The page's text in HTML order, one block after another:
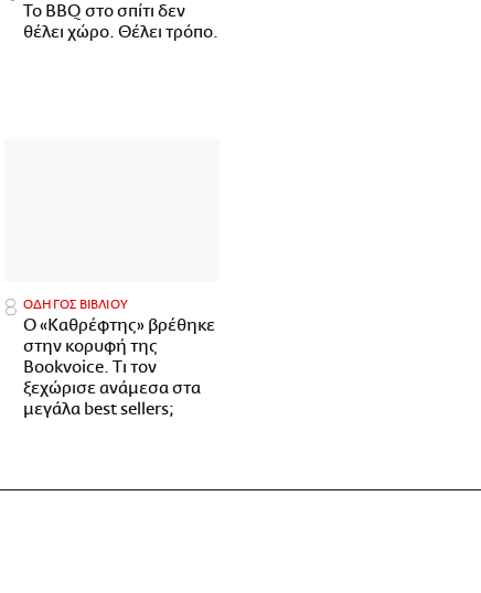
Το BBQ στο σπίτι δεν
θέλει χώρο. Θέλει τρόπο.
ΟΔΗΓΟΣ ΒΙΒΛΙΟΥ
Ο «Καθρέφτης» βρέθηκε
στην κορυφή της
Bookvoice. Τι τον
ξεχώρισε ανάμεσα στα
μεγάλα best sellers;